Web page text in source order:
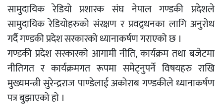
सामुदायिक रेडियो प्रशारक संघ नेपाल गण्डकी प्रदेशले
सामुदायिक रेडियोहरुको संरक्षण र प्रवद्र्धनका लागि अनुरोध
गर्दै गण्डकी प्रदेश सरकारको ध्यानाकर्षण गराएको छ ।
गण्डकी प्रदेश सरकारको आगामी नीति, कार्यक्रम तथा बजेटमा
नीतिगत र कार्यक्रमगत रूपमा समेट्नुपर्ने विषयहरु राखि
मुख्यमन्त्री सुरेन्द्रराज पाण्डेलाई अकोराब गण्डकीले ध्यानाकर्षण
पत्र बुझाएको हो ।